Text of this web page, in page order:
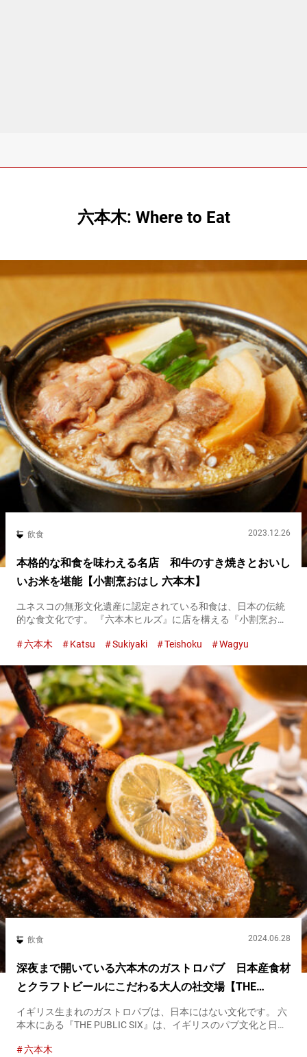
六本木: Where to Eat
飲食 2023.12.26
本格的な和食を味わえる名店 和牛のすき焼きとおいし
いお米を堪能【小割烹おはし 六本木】
ユネスコの無形文化遺産に認定されている和食は、日本の伝統
的な食文化です。 『六本木ヒルズ』に店を構える『小割烹おは
と、旬の魚や肉を使ったおかずを提供しています。 『大沼牛と
六本木 Katsu Sukiyaki Teishoku Wagyu
飲食 2024.06.28
深夜まで開いている六本木のガストロパブ 日本産食材
とクラフトビールにこだわる大人の社交場【THE
PUBLIC SIX】
イギリス生まれのガストロパブは、日本にはない文化です。 六
本木にある『THE PUBLIC SIX』は、イギリスのパブ文化と日本
加えられたパブの定番メニューを中心に提供されています。...
六本木